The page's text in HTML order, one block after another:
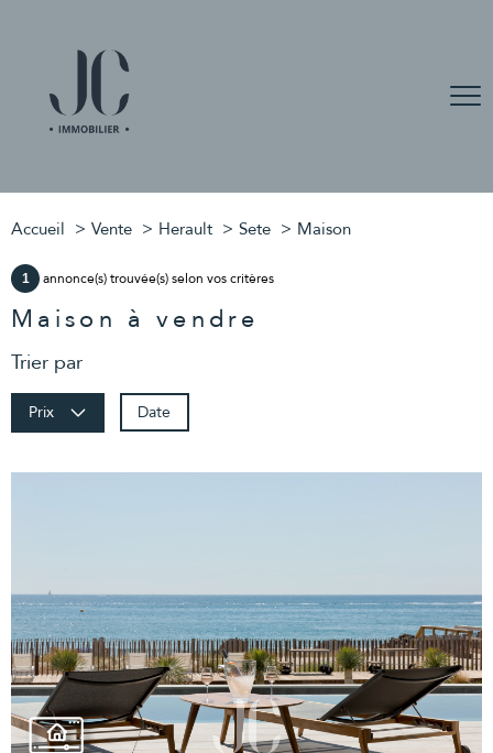
Accueil Vente Herault Sete Maison
1 annonce(s) trouvée(s) selon vos critères
Maison à vendre
Trier par
Prix Date